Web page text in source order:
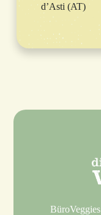
d’Asti (AT)
BüroVeggies